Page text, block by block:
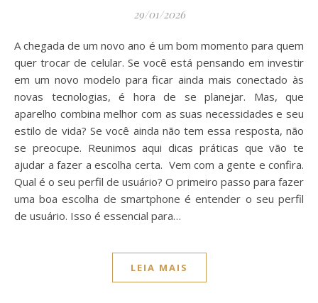
29/01/2026
A chegada de um novo ano é um bom momento para quem
quer trocar de celular. Se você está pensando em investir
em um novo modelo para ficar ainda mais conectado às
novas tecnologias, é hora de se planejar. Mas, que
aparelho combina melhor com as suas necessidades e seu
estilo de vida? Se você ainda não tem essa resposta, não
se preocupe. Reunimos aqui dicas práticas que vão te
ajudar a fazer a escolha certa. Vem com a gente e confira.
Qual é o seu perfil de usuário? O primeiro passo para fazer
uma boa escolha de smartphone é entender o seu perfil
de usuário. Isso é essencial para…
LEIA MAIS